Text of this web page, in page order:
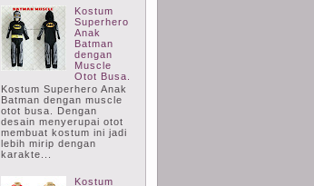
Kostum
Superhero
Anak
Batman
dengan
Muscle
Otot Busa.
Kostum Superhero Anak
Batman dengan muscle
otot busa. Dengan
desain menyerupai otot
membuat kostum ini jadi
lebih mirip dengan
karakte...
Kostum